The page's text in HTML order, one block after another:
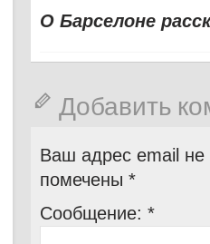
О Барселоне
Добавить
Ваш адрес email не
помечены *
Сообщение: *